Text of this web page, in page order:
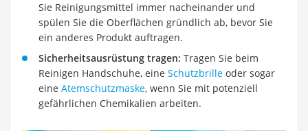
Sie Reinigungsmittel immer nacheinander und
spülen Sie die Oberflächen gründlich ab, bevor Sie
ein anderes Produkt auftragen.
Sicherheitsausrüstung tragen: Tragen Sie beim
Reinigen Handschuhe, eine Schutzbrille oder sogar
eine Atemschutzmaske, wenn Sie mit potenziell
gefährlichen Chemikalien arbeiten.